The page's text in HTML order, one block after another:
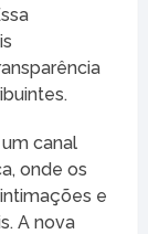
canal
onde os
e
A nova